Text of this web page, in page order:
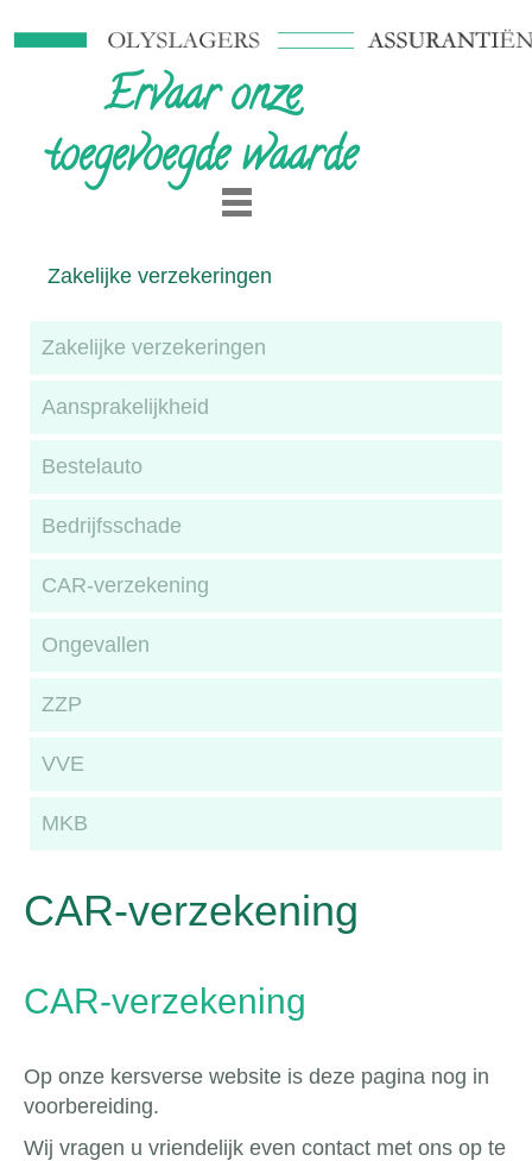
Ervaar onze
toegevoegde waarde
Zakelijke verzekeringen
Zakelijke verzekeringen
Aansprakelijkheid
Bestelauto
Bedrijfsschade
CAR-verzekening
Ongevallen
ZZP
VVE
MKB
CAR-verzekening
CAR-verzekening
Op onze kersverse website is deze pagina nog in
voorbereiding.
Wij vragen u vriendelijk even contact met ons op te